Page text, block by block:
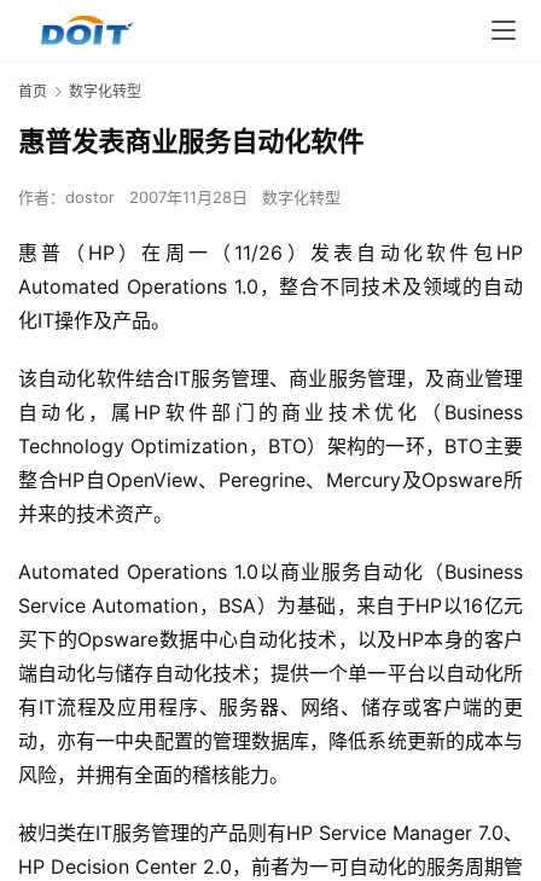
首页 数字化转型
惠普发表商业服务自动化软件
作者： dostor 2007年11月28日 数字化转型
惠普（HP）在周一（11/26）发表自动化软件包HP
Automated Operations 1.0，整合不同技术及领域的自动
化IT操作及产品。
该自动化软件结合IT服务管理、商业服务管理，及商业管理
自动化，属HP软件部门的商业技术优化（Business
Technology Optimization，BTO）架构的一环，BTO主要
整合HP自OpenView、Peregrine、Mercury及Opsware所
并来的技术资产。
Automated Operations 1.0以商业服务自动化（Business
Service Automation，BSA）为基础，来自于HP以16亿元
买下的Opsware数据中心自动化技术，以及HP本身的客户
端自动化与储存自动化技术；提供一个单一平台以自动化所
有IT流程及应用程序、服务器、网络、储存或客户端的更
动，亦有一中央配置的管理数据库，降低系统更新的成本与
风险，并拥有全面的稽核能力。
被归类在IT服务管理的产品则有HP Service Manager 7.0、
HP Decision Center 2.0，前者为一可自动化的服务周期管